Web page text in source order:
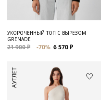
УКОРОЧЕННЫЙ ТОП С ВЫРЕЗОМ
GRENADE
21 900 ₽ -70% 6 570 ₽
АУТЛЕТ